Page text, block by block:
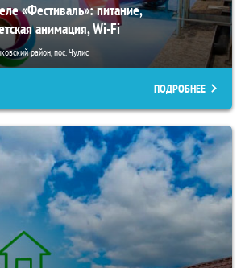
«Фестиваль»: питание,
анимация, Wi-Fi
район, пос. Чулис
ПОДРОБНЕЕ